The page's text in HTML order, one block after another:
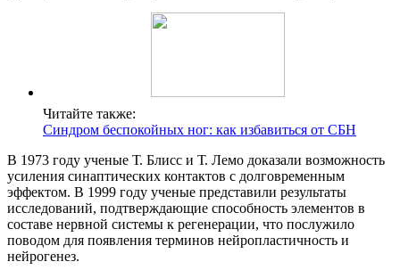
Читайте также:
Синдром беспокойных ног: как избавиться от СБН
В 1973 году ученые Т. Блисс и Т. Лемо доказали возможность
усиления синаптических контактов с долговременным
эффектом. В 1999 году ученые представили результаты
исследований, подтверждающие способность элементов в
составе нервной системы к регенерации, что послужило
поводом для появления терминов нейропластичность и
нейрогенез.